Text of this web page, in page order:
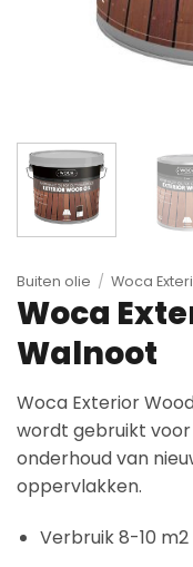
Buiten olie / Woca
Woca
Walnoot
Woca Exterior
wordt gebruikt
onderhoud van
oppervlakken.
Verbruik 8-10